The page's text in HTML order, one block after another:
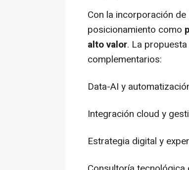
Con la incorporación
posicionamiento como
alto valor. La
complementarios:
Data-AI y
Integración cloud y
Estrategia digital y